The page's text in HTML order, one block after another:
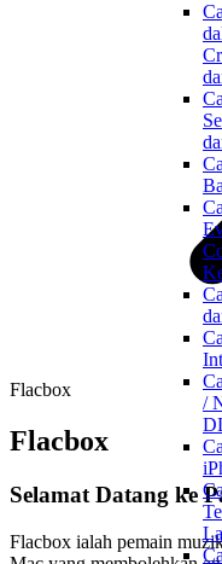
/
Flacbox
Flacbox
Selamat Datang ke
Flacbox ialah pemain